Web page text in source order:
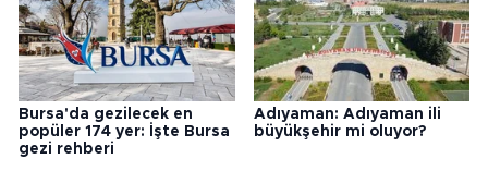
Bursa'da gezilecek en
popüler 174 yer: İşte Bursa
gezi rehberi
Adıyaman: Adıyaman ili
büyükşehir mi oluyor?